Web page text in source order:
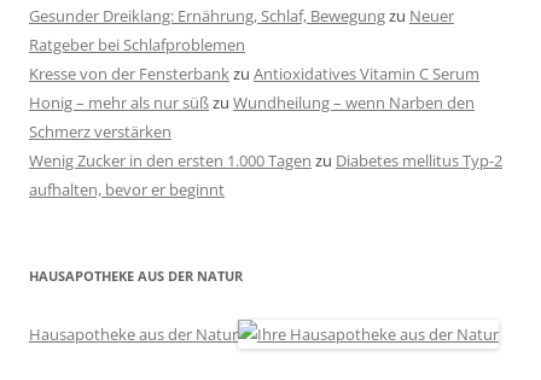
Gesunder Dreiklang: Ernährung, Schlaf, Bewegungzu Neuer
Ratgeber bei Schlafproblemen
Kresse von der Fensterbankzu Antioxidatives Vitamin C Serum
Honig – mehr als nur süßzu Wundheilung – wenn Narben den
Schmerz verstärken
Wenig Zucker in den ersten 1.000 Tagen zu Diabetes mellitus Typ-2
aufhalten, bevor er beginnt
HAUSAPOTHEKE AUS DER NATUR
Hausapotheke aus der Natur